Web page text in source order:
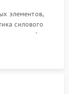
элементов,
силового
(для
(для газовых